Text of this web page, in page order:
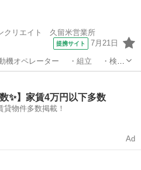
クリエイト 久留米営業所
提携サイト 7月21日
機オペレーター ・組立 ・検査
開発から生産までを行われていま
✨】家賃4万円以下多数
貸物件多数掲載！
Ad